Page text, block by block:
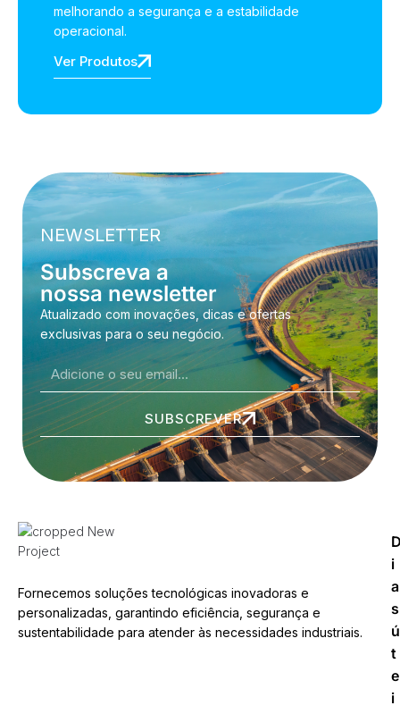
melhorando a segurança e a estabilidade
operacional.
Ver Produtos
NEWSLETTER
Subscreva a
nossa newsletter
Atualizado com inovações, dicas e ofertas
exclusivas para o seu negócio.
SUBSCREVER
Fornecemos soluções tecnológicas inovadoras e
personalizadas, garantindo eficiência, segurança e
sustentabilidade para atender às necessidades industriais.
i
a
s
ú
t
e
i